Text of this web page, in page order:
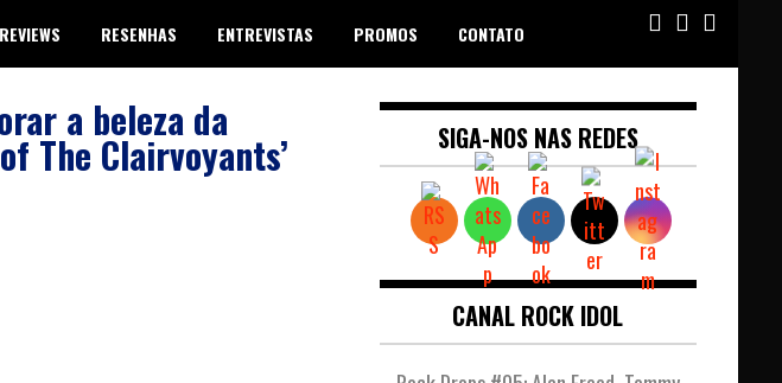
REVIEWS RESENHAS ENTREVISTAS PROMOS CONTATO
a beleza da
The Clairvoyants’ SIGA-NOS NAS REDES
CANAL ROCK IDOL